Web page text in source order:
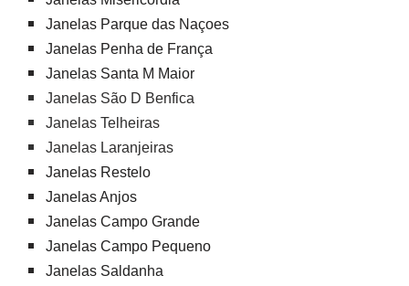
Janelas Parque das Naçoes
Janelas Penha de França
Janelas Santa M Maior
Janelas São D Benfica
Janelas Telheiras
Janelas Laranjeiras
Janelas Restelo
Janelas Anjos
Janelas Campo Grande
Janelas Campo Pequeno
Janelas Saldanha